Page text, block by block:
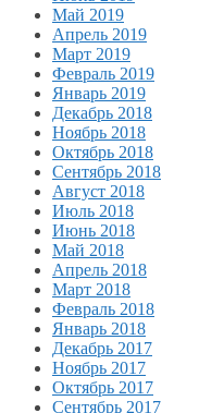
Май 2019
Апрель 2019
Март 2019
Февраль 2019
Январь 2019
Декабрь 2018
Ноябрь 2018
Октябрь 2018
Сентябрь 2018
Август 2018
Июль 2018
Июнь 2018
Май 2018
Апрель 2018
Март 2018
Февраль 2018
Январь 2018
Декабрь 2017
Ноябрь 2017
Октябрь 2017
Сентябрь 2017